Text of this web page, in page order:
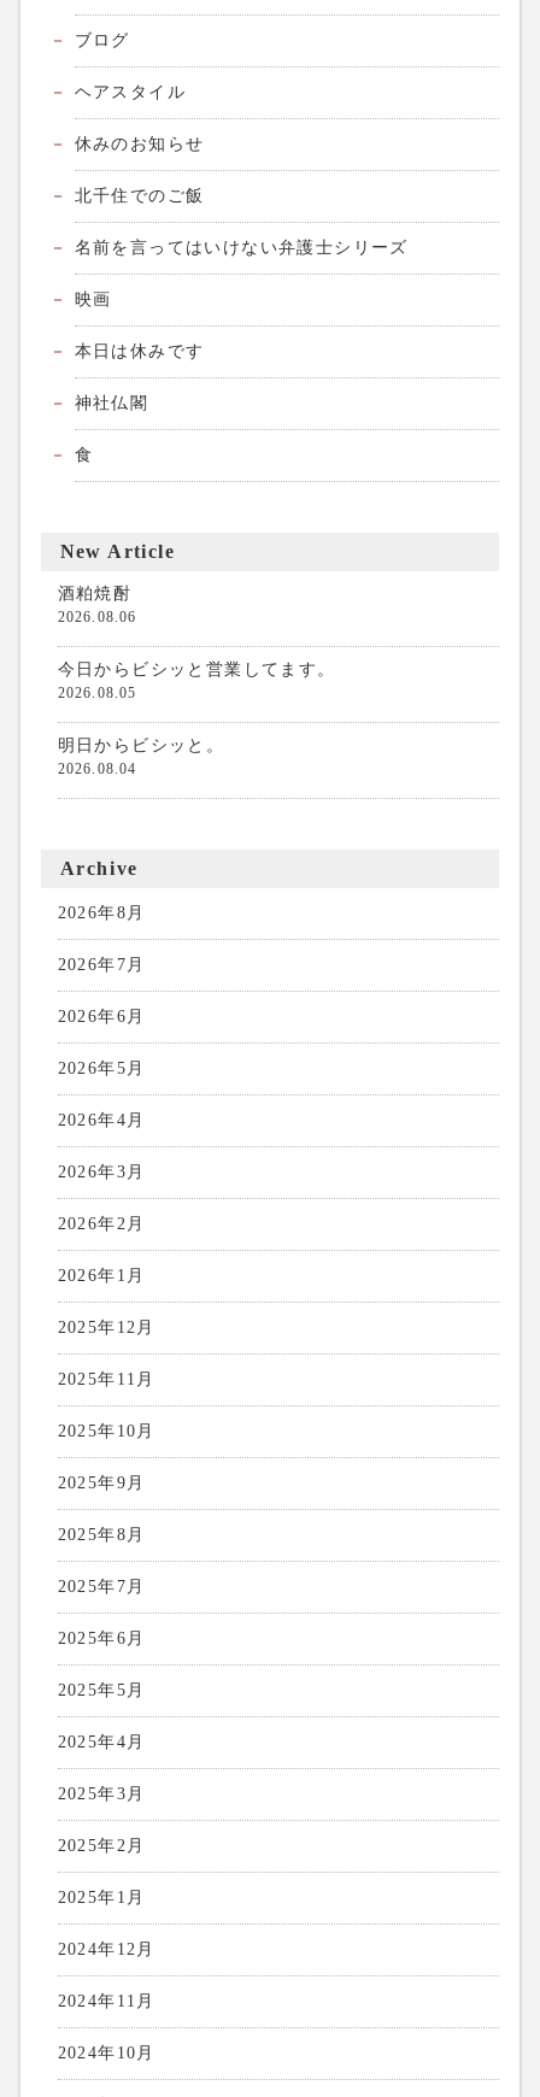
ブログ
ヘアスタイル
休みのお知らせ
北千住でのご飯
名前を言ってはいけない弁護士シリーズ
映画
本日は休みです
神社仏閣
食
New Article
酒粕焼酎
2026.08.06
今日からビシッと営業してます。
2026.08.05
明日からビシッと。
2026.08.04
Archive
2026年8月
2026年7月
2026年6月
2026年5月
2026年4月
2026年3月
2026年2月
2026年1月
2025年12月
2025年11月
2025年10月
2025年9月
2025年8月
2025年7月
2025年6月
2025年5月
2025年4月
2025年3月
2025年2月
2025年1月
2024年12月
2024年11月
2024年10月